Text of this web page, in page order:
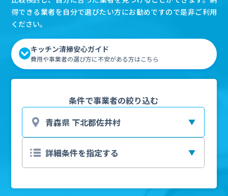
得できる業者を自分で選びたい方にお勧めですので是非ご利用
ください。
キッチン清掃安心ガイド
費用や事業者の選び方に不安がある方はこちら
条件で事業者の絞り込む